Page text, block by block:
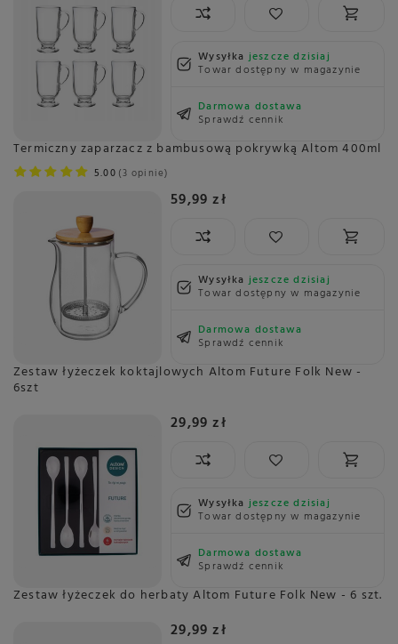
Wysyłkajeszcze dzisiaj
Towar dostępny w magazynie
Darmowa dostawa
Sprawdź cennik
Termiczny zaparzacz z bambusową pokrywką Altom 400ml
5.00 3 opinie
59,99 zł
Wysyłkajeszcze dzisiaj
Towar dostępny w magazynie
Darmowa dostawa
Sprawdź cennik
Zestaw łyżeczek koktajlowych Altom Future Folk New -
6szt
29,99 zł
Wysyłkajeszcze dzisiaj
Towar dostępny w magazynie
Darmowa dostawa
Sprawdź cennik
Zestaw łyżeczek do herbaty Altom Future Folk New - 6 szt.
29,99 zł